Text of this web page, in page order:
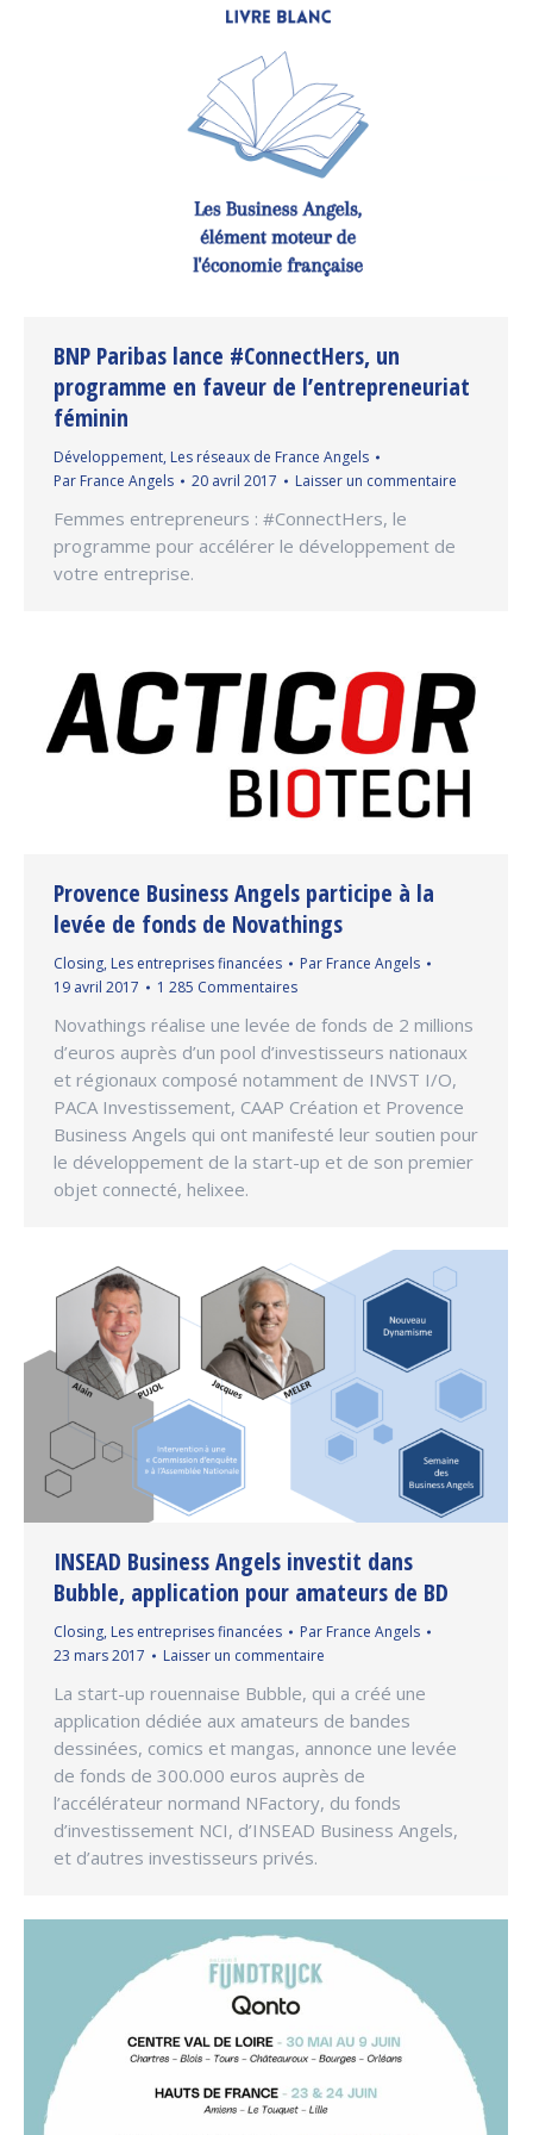
BNP Paribas lance #ConnectHers, un
programme en faveur de l’entrepreneuriat
féminin
Développement, Les réseaux de France Angels
Par France Angels 20 avril 2017 Laisser un commentaire
Femmes entrepreneurs : #ConnectHers, le
programme pour accélérer le développement de
votre entreprise.
Provence Business Angels participe à la
levée de fonds de Novathings
Closing, Les entreprises financées Par France Angels
19 avril 2017
1 285 Commentaires
Novathings réalise une levée de fonds de 2 millions
d’euros auprès d’un pool d’investisseurs nationaux
et régionaux composé notamment de INVST I/O,
PACA Investissement, CAAP Création et Provence
Business Angels qui ont manifesté leur soutien pour
le développement de la start-up et de son premier
objet connecté, helixee.
INSEAD Business Angels investit dans
Bubble, application pour amateurs de BD
Closing, Les entreprises financées Par France Angels
23 mars 2017
Laisser un commentaire
La start-up rouennaise Bubble, qui a créé une
application dédiée aux amateurs de bandes
dessinées, comics et mangas, annonce une levée
de fonds de 300.000 euros auprès de
l’accélérateur normand NFactory, du fonds
d’investissement NCI, d’INSEAD Business Angels,
et d’autres investisseurs privés.